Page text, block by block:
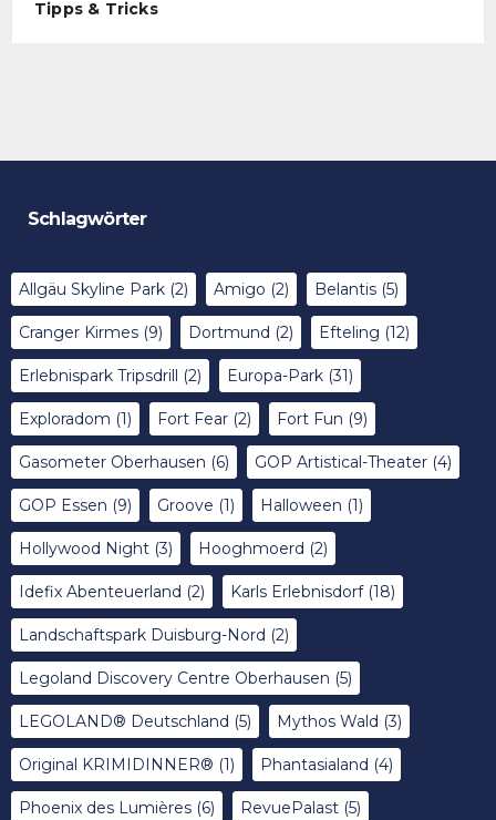
Tipps & Tricks
Schlagwörter
Allgäu Skyline Park (2) Amigo (2) Belantis (5)
Cranger Kirmes (9) Dortmund (2) Efteling (12)
Erlebnispark Tripsdrill (2) Europa-Park (31)
Exploradom (1) Fort Fear (2) Fort Fun (9)
Gasometer Oberhausen (6) GOP Artistical-Theater (4)
GOP Essen (9) Groove (1) Halloween (1)
Hollywood Night (3) Hooghmoerd (2)
Idefix Abenteuerland (2) Karls Erlebnisdorf(18)
Landschaftspark Duisburg-Nord (2)
Legoland Discovery Centre Oberhausen (5)
LEGOLAND® Deutschland (5) Mythos Wald (3)
Original KRIMIDINNER® (1) Phantasialand (4)
Phoenix des Lumières (6) RevuePalast (5)